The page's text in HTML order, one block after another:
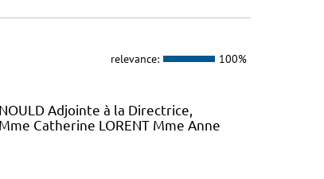
relevance: 100%
Adjointe à la Directrice,
Catherine LORENT Mme Anne